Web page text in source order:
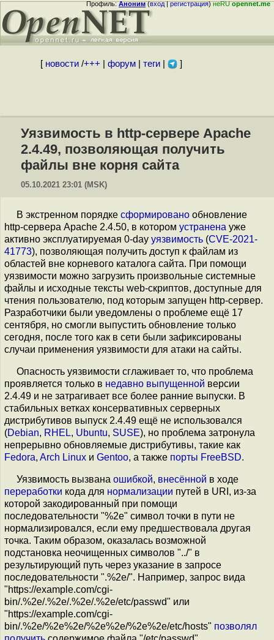
Профиль:Аноним(вход|регистрация)неRUopennet.me
[ новости/+++ форум| теги| ]
Уязвимость в http-сервере Apache
2.4.49, позволяющая получить
файлы вне корня сайта
05.10.2021 23:01 (MSK)
В экстренном порядке сформировано обновление
http-сервера Apache 2.4.50, в котором устранена уже
активно эксплуатируемая 0-day уязвимость (CVE-2021-
41773), позволяющая получить доступ к файлам из
областей вне корневого каталога сайта. При помощи
уязвимости можно загрузить произвольные системные
файлы и исходные тексты web-скриптов, доступные для
чтения пользователю, под которым запущен http-сервер.
Разработчики были уведомлены о проблеме ещё 17
сентября, но смогли выпустить обновление только
сегодня, после того как в сети были зафиксированы
случаи применения уязвимости для атаки на сайты.
Опасность уязвимости сглаживает то, что проблема
проявляется только в недавно выпущенной версии
2.4.49 и не затрагивает все более ранние выпуски. В
стабильных ветках консервативных серверных
дистрибутивов выпуск 2.4.49 ещё не использовался
(Debian, RHEL, Ubuntu, SUSE), но проблема затронула
непрерывно обновляемые дистрибутивы, такие как
Fedora, Arch Linux и Gentoo, а также порты FreeBSD.
Уязвимость вызвана ошибкой, внесённой в ходе
переработки кода для нормализации путей в URI, из-за
которой закодированный при помощи
последовательности "%2e" символ точки в пути не
нормализировался, если ему предшествовала другая
точка. Таким образом, оказалась возможной
подстановка неочищенных символов "../" в
результирующий путь через указание в запросе
последовательности ".%2e/". Например, запрос вида
"https://example.com/cgi-
bin/.%2e/.%2e/.%2e/.%2e/etc/passwd" или
"https://example.com/cgi-
bin/.%2e/%2e%2e/%2e%2e/%2e%2e/etc/hosts" позволял